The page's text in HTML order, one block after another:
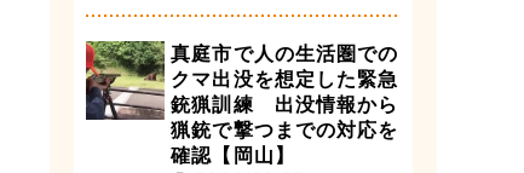
真庭市で人の生活圏での
クマ出没を想定した緊急
銃猟訓練 出没情報から
猟銃で撃つまでの対応を
確認【岡山】